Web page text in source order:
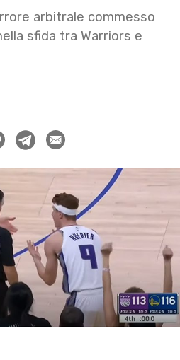
arbitrale commesso
sfida tra Warriors e